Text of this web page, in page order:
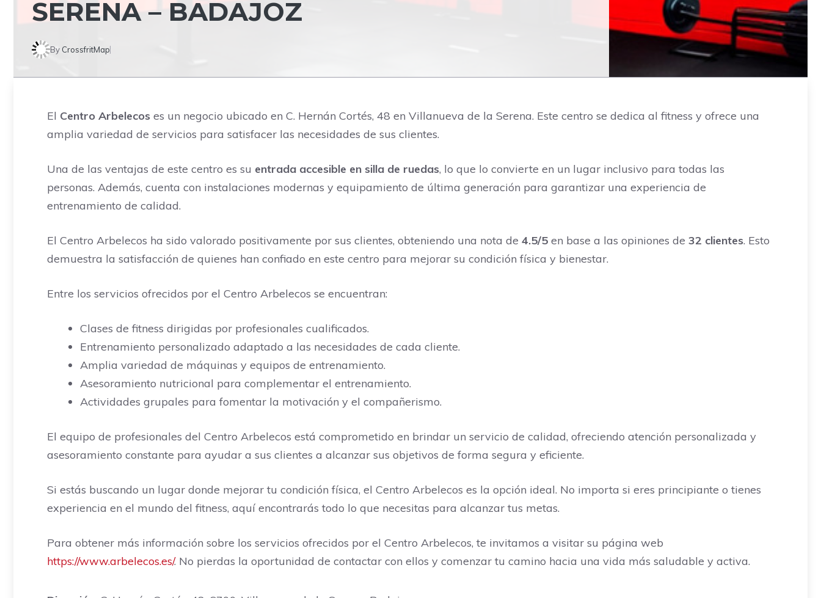
SERENA – BADAJOZ
By CrossfritMap
El Centro Arbelecos es un negocio ubicado en C. Hernán Cortés, 48 en Villanueva de la Serena. Este centro se dedica al fitness y ofrece una
amplia variedad de servicios para satisfacer las necesidades de sus clientes.
Una de las ventajas de este centro es su entrada accesible en silla de ruedas, lo que lo convierte en un lugar inclusivo para todas las
personas. Además, cuenta con instalaciones modernas y equipamiento de última generación para garantizar una experiencia de
entrenamiento de calidad.
El Centro Arbelecos ha sido valorado positivamente por sus clientes, obteniendo una nota de 4.5/5 en base a las opiniones de 32 clientes. Esto
demuestra la satisfacción de quienes han confiado en este centro para mejorar su condición física y bienestar.
Entre los servicios ofrecidos por el Centro Arbelecos se encuentran:
Clases de fitness dirigidas por profesionales cualificados.
Entrenamiento personalizado adaptado a las necesidades de cada cliente.
Amplia variedad de máquinas y equipos de entrenamiento.
Asesoramiento nutricional para complementar el entrenamiento.
Actividades grupales para fomentar la motivación y el compañerismo.
El equipo de profesionales del Centro Arbelecos está comprometido en brindar un servicio de calidad, ofreciendo atención personalizada y
asesoramiento constante para ayudar a sus clientes a alcanzar sus objetivos de forma segura y eficiente.
Si estás buscando un lugar donde mejorar tu condición física, el Centro Arbelecos es la opción ideal. No importa si eres principiante o tienes
experiencia en el mundo del fitness, aquí encontrarás todo lo que necesitas para alcanzar tus metas.
Para obtener más información sobre los servicios ofrecidos por el Centro Arbelecos, te invitamos a visitar su página web
https://www.arbelecos.es/. No pierdas la oportunidad de contactar con ellos y comenzar tu camino hacia una vida más saludable y activa.